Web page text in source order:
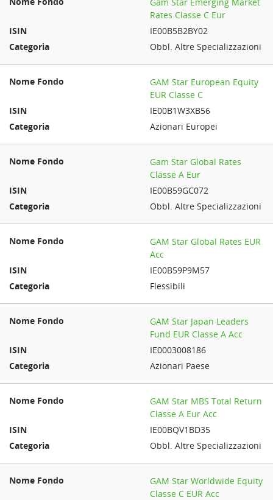
Rates Classe C Eur
IE00B5B2BY02
Obbl. Altre Specializzazioni
GAM Star European Equity
EUR Classe C
IE00B1W3XB56
Azionari Europei
Gam Star Global Rates
Classe A Eur
IE00B59GC072
Obbl. Altre Specializzazioni
GAM Star Global Rates EUR
Acc
IE00B59P9M57
Flessibili
GAM Star Japan Leaders
Fund EUR Classe A Acc
IE0003008186
Azionari Paese
GAM Star MBS Total Return
Classe A Eur Acc
IE00BQV1BD35
Obbl. Altre Specializzazioni
GAM Star Worldwide Equity
Classe C EUR Acc